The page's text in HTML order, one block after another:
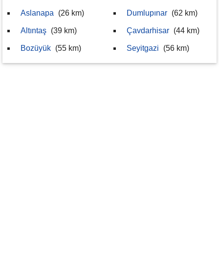
Aslanapa (26 km)
Altıntaş (39 km)
Bozüyük (55 km)
Dumlupınar (62 km)
Çavdarhisar (44 km)
Seyitgazi (56 km)